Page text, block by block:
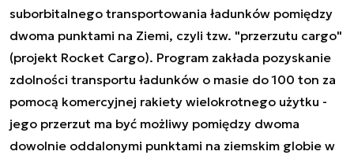
suborbitalnego transportowania ładunków pomiędzy
dwoma punktami na Ziemi, czyli tzw. "przerzutu cargo"
(projekt Rocket Cargo). Program zakłada pozyskanie
zdolności transportu ładunków o masie do 100 ton za
pomocą komercyjnej rakiety wielokrotnego użytku -
jego przerzut ma być możliwy pomiędzy dwoma
dowolnie oddalonymi punktami na ziemskim globie w